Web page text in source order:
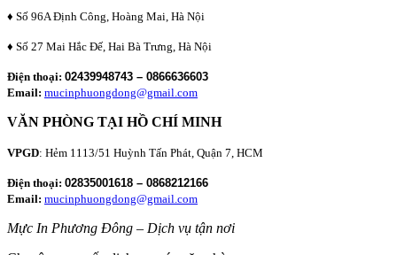
♦ Số 96A Định Công, Hoàng Mai, Hà Nội
♦ Số 27 Mai Hắc Đế, Hai Bà Trưng, Hà Nội
Điện thoại: 02439948743 – 0866636603
Email: mucinphuongdong@gmail.com
VĂN PHÒNG TẠI HỒ CHÍ MINH
VPGD: Hẻm 1113/51 Huỳnh Tấn Phát, Quận 7, HCM
Điện thoại: 02835001618 – 0868212166
Email: mucinphuongdong@gmail.com
Mực In Phương Đông – Dịch vụ tận nơi